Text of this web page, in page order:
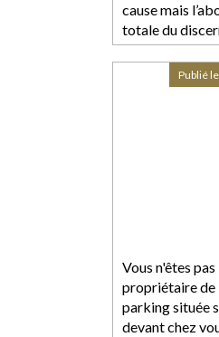
cause mais
totale du
Vous n'êtes pas
propriétaire de
parking située
devant chez
Publié